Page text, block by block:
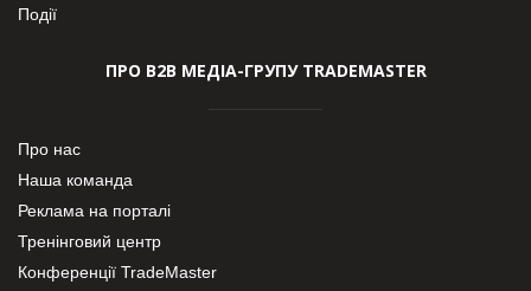
Події
ПРО В2В МЕДІА-ГРУПУ TRADEMASTER
Про нас
Наша команда
Реклама на порталі
Тренінговий центр
Конференції TradeMaster